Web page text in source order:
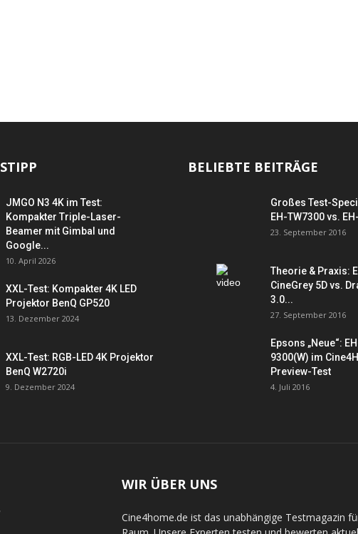
JMGO N3 4K im Test:
Kompakter Triple-Laser-
Beamer mit Gimbal und
Google...
10. April 2026
XXL-Test: Kompakter 4K LED
Projektor BenQ GP520
13. Dezember 2024
XXL-Test: RGB-LED 4K Projektor
BenQ W2720i
9. Dezember 2024
BELIEBTE BEITRÄGE
Großes Test-
EH-TW7300 vs.
23. September 2016
Theorie & Praxis:
CineGrey 5D vs.
3.0...
27. September 2016
Epsons „Neue“:
9300(W) im
Preview-Test
4. Juli 2016
WIR ÜBER UNS
Cine4home.de ist das unabhängige Testmagazin